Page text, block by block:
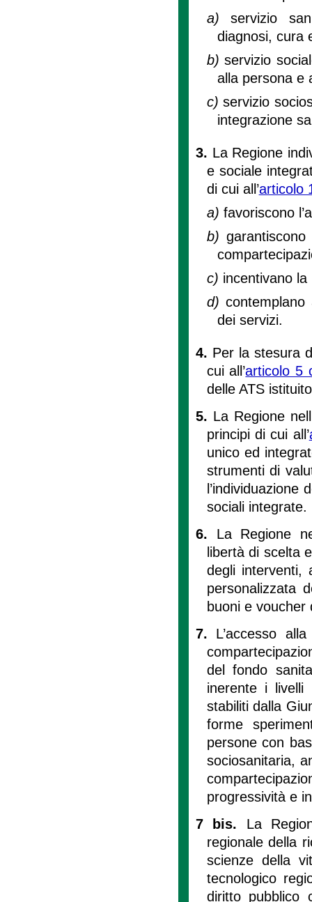
a)servizio
diagnosi, cura
b)servizio
alla persona e
c)servizio
integrazione
3. La Regione
e sociale
di cui all’articolo
a) favoriscono
b)
c) incentivano
d)
dei servizi.
4. Per la stesura
cui all’articolo 5
delle ATS
5. La Regione
principi di cui all’
unico ed
strumenti di
l’individuazione
sociali integrate.
6. La Regione
libertà di scelta
degli interventi,
personalizzata
buoni e
7. L’accesso
del fondo
inerente i livelli
stabiliti dalla
forme
persone con
sociosanitaria,
progressività e
7 bis. La
regionale della
scienze della
tecnologico
diritto pubblico